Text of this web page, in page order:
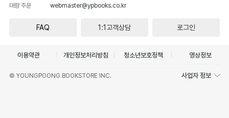
대량 주문
webmaster@ypbooks.co.kr
FAQ 1:1고객상담 로그인
이용약관 개인정보처리방침 청소년보호정책 영상정보
© YOUNGPOONG BOOKSTORE INC. 사업자 정보